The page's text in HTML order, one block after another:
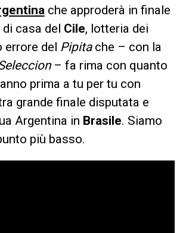
che approderà in finale
casa del Cile, lotteria dei
del Pipitache – con la
– fa rima con quanto
prima a tu per tu con
grande finale disputata e
Argentina in Brasile. Siamo
più basso.